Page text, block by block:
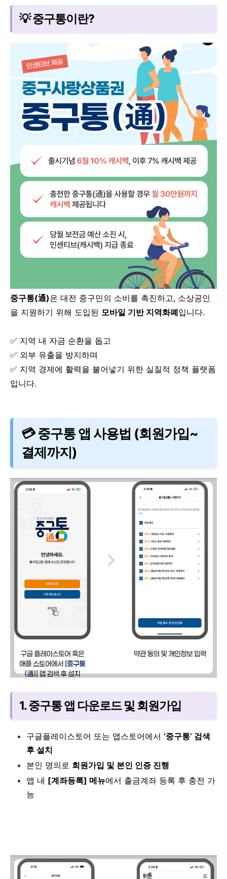
💡 중구통이란?
중구통(通)은 대전 중구민의 소비를 촉진하고, 소상공인
을 지원하기 위해 도입된 모바일 기반 지역화폐입니다.
✅ 지역 내 자금 순환을 돕고
✅ 외부 유출을 방지하며
✅ 지역 경제에 활력을 불어넣기 위한 실질적 정책 플랫폼
입니다.
💳 중구통 앱 사용법 (회원가입~
결제까지)
1. 중구통 앱 다운로드 및 회원가입
구글플레이스토어 또는 앱스토어에서 ‘중구통’ 검색
후 설치
본인 명의로 회원가입 및 본인 인증 진행
앱 내 [계좌등록] 메뉴에서 출금계좌 등록 후 충전 가
능